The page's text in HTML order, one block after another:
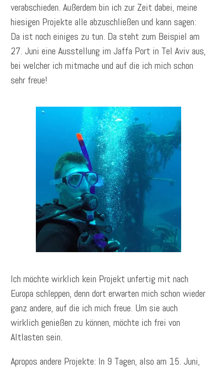
verabschieden. Außerdem bin ich zur Zeit dabei, meine
hiesigen Projekte alle abzuschließen und kann sagen:
Da ist noch einiges zu tun. Da steht zum Beispiel am
27. Juni eine Ausstellung im Jaffa Port in Tel Aviv aus,
bei welcher ich mitmache und auf die ich mich schon
sehr freue!
Ich möchte wirklich kein Projekt unfertig mit nach
Europa schleppen, denn dort erwarten mich schon wieder
ganz andere, auf die ich mich freue. Um sie auch
wirklich genießen zu können, möchte ich frei von
Altlasten sein.
Apropos andere Projekte: In 9 Tagen, also am 15. Juni,